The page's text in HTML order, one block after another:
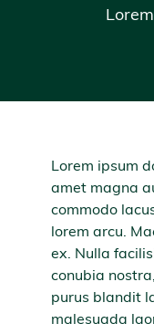
Lorem ipsum
amet magna
commodo
lorem arcu.
ex. Nulla
conubia
purus blandit
malesuada